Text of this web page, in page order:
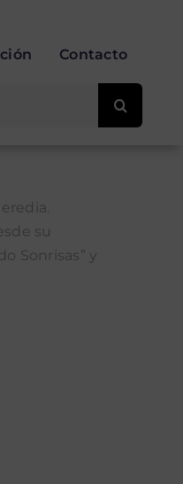
Contacto
su
Sonrisas” y